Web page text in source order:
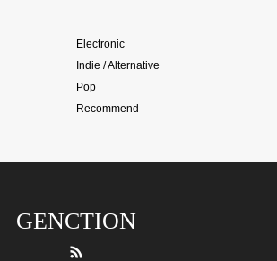
Electronic
Indie / Alternative
Pop
Recommend
GENCTION